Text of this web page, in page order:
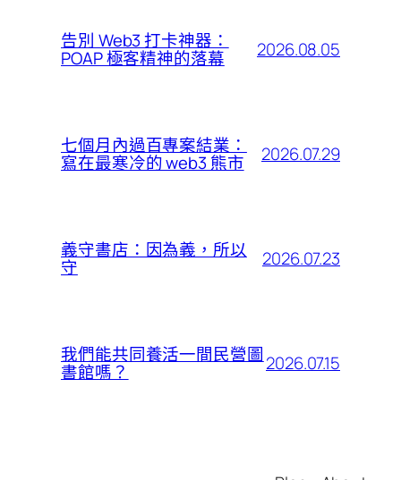
告別 Web3 打卡神器：
POAP 極客精神的落幕 2026.08.05
七個月內過百專案結業：
寫在最寒冷的 web3 熊市 2026.07.29
義守書店：因為義，所以
守 2026.07.23
我們能共同養活一間民營圖
書館嗎？ 2026.07.15